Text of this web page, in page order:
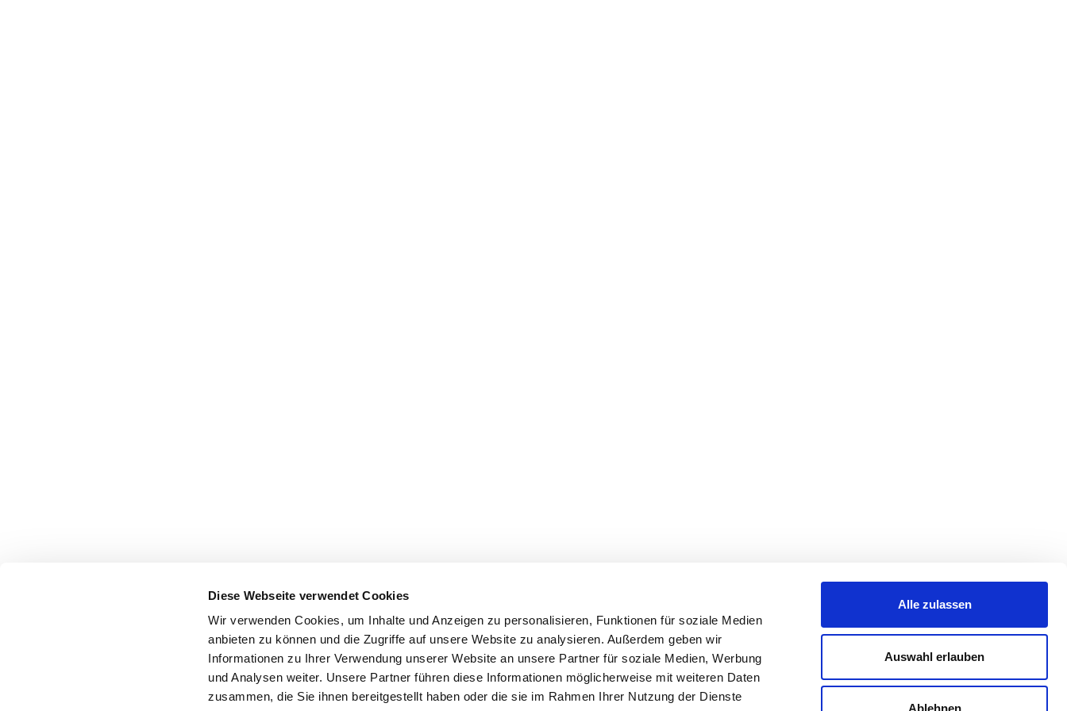
Diese Webseite verwendet Cookies
Wir verwenden Cookies, um Inhalte und Anzeigen zu personalisieren, Funktionen für soziale Medien
anbieten zu können und die Zugriffe auf unsere Website zu analysieren. Außerdem geben wir
Informationen zu Ihrer Verwendung unserer Website an unsere Partner für soziale Medien, Werbung
und Analysen weiter. Unsere Partner führen diese Informationen möglicherweise mit weiteren Daten
zusammen, die Sie ihnen bereitgestellt haben oder die sie im Rahmen Ihrer Nutzung der Dienste
Alle zulassen
Auswahl erlauben
Ablehnen